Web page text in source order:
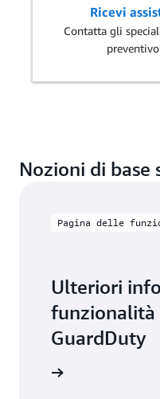
Ricevi
Contatta gli
Nozioni di base
Pagina delle
Ulteriori
funzionalità
GuardDuty